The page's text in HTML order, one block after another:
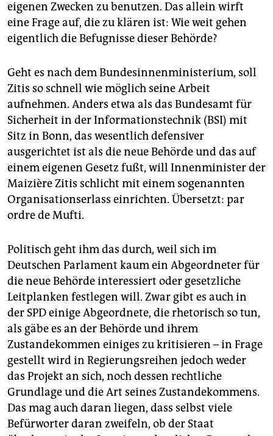
eigenen Zwecken zu benutzen. Das allein wirft
eine Frage auf, die zu klären ist: Wie weit gehen
eigentlich die Befugnisse dieser Behörde?
Geht es nach dem Bundesinnenministerium, soll
Zitis so schnell wie möglich seine Arbeit
aufnehmen. Anders etwa als das Bundesamt für
Sicherheit in der Informationstechnik (BSI) mit
Sitz in Bonn, das wesentlich defensiver
ausgerichtet ist als die neue Behörde und das auf
einem eigenen Gesetz fußt, will Innenminister der
Maizière Zitis schlicht mit einem sogenannten
Organisationserlass einrichten. Übersetzt: par
ordre de Mufti.
Politisch geht ihm das durch, weil sich im
Deutschen Parlament kaum ein Abgeordneter für
die neue Behörde interessiert oder gesetzliche
Leitplanken festlegen will. Zwar gibt es auch in
der SPD einige Abgeordnete, die rhetorisch so tun,
als gäbe es an der Behörde und ihrem
Zustandekommen einiges zu kritisieren – in Frage
gestellt wird in Regierungsreihen jedoch weder
das Projekt an sich, noch dessen rechtliche
Grundlage und die Art seines Zustandekommens.
Das mag auch daran liegen, dass selbst viele
Befürworter daran zweifeln, ob der Staat